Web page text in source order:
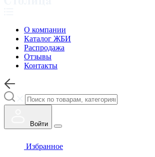
О компании
Каталог ЖБИ
Распродажа
Отзывы
Контакты
Войти
Избранное